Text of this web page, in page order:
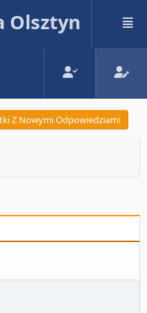
Olsztyn
Z Nowymi Odpowiedziami